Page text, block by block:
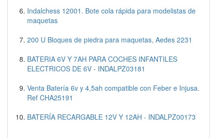
Indalchess 12001. Bote cola rápida para modelistas de
maquetas
200 U Bloques de piedra para maquetas, Aedes 2231
BATERIA 6V Y 7AH PARA COCHES INFANTILES
ELECTRICOS DE 6V - INDALPZ03181
Venta Batería 6v y 4,5ah compatible con Feber e Injusa.
Ref CHA25191
BATERÍA RECARGABLE 12V Y 12AH - INDALPZ00173